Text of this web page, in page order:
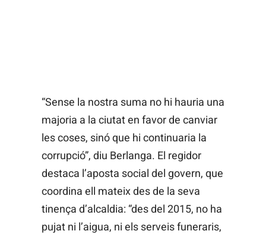
“Sense la nostra suma no hi hauria una
majoria a la ciutat en favor de canviar
les coses, sinó que hi continuaria la
corrupció”, diu Berlanga. El regidor
destaca l’aposta social del govern, que
coordina ell mateix des de la seva
tinença d’alcaldia: “des del 2015, no ha
pujat ni l’aigua, ni els serveis funeraris,